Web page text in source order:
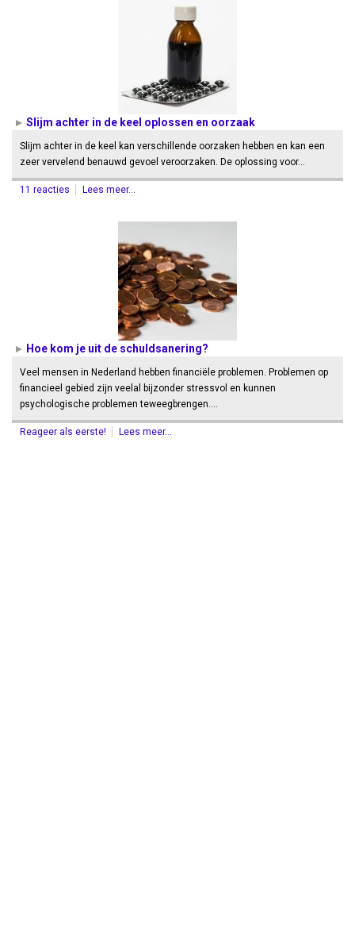
Slijm achter in de keel oplossen en oorzaak
Slijm achter in de keel kan verschillende oorzaken hebben en kan een
zeer vervelend benauwd gevoel veroorzaken. De oplossing voor…
11 reacties Lees meer...
Hoe kom je uit de schuldsanering?
Veel mensen in Nederland hebben financiële problemen. Problemen op
financieel gebied zijn veelal bijzonder stressvol en kunnen
psychologische problemen teweegbrengen.…
Reageer als eerste! Lees meer...